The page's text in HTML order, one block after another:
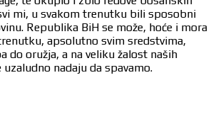
mi, u svakom trenutku bili sposobni
Republika BiH se može, hoće i mora
apsolutno svim sredstvima,
do oružja, a na veliku žalost naših
nadaju da spavamo.